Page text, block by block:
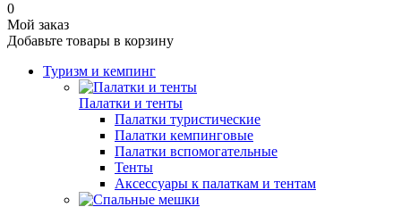
0
Мой заказ
Добавьте товары в корзину
Туризм и кемпинг
Палатки и тенты
Палатки туристические
Палатки кемпинговые
Палатки вспомогательные
Тенты
Аксессуары к палаткам и тентам